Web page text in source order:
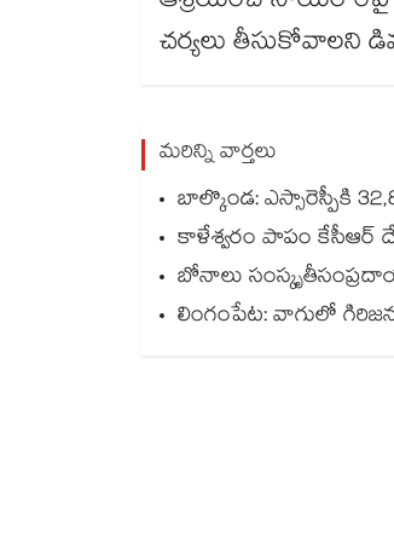
చర్యలు తీసుకోవాలని
మరిన్ని వార్తలు
బాల్కొండ: ఎస్సారెస్పీకి
కాళేశ్వరం పాపం కేసీఆర్
బోనాలు
లింగంపేట: వాగులో గిరిజన